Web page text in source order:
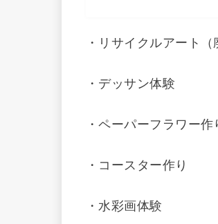
・リサイクルアート
・デッサン体験
・ペーパーフラワー作
・コースター作り
・水彩画体験